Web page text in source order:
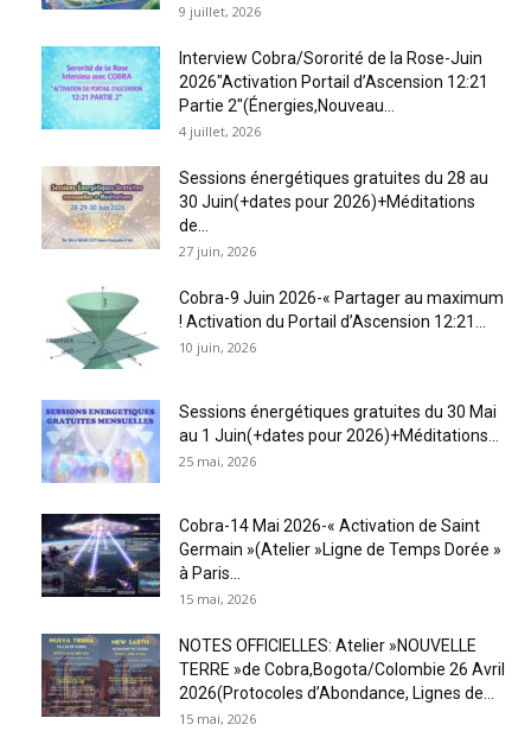
9 juillet, 2026
Interview Cobra/Sororité de la Rose-Juin
2026″Activation Portail d’Ascension 12:21
Partie 2″(Énergies,Nouveau...
4 juillet, 2026
Sessions énergétiques gratuites du 28 au
30 Juin(+dates pour 2026)+Méditations
de...
27 juin, 2026
Cobra-9 Juin 2026-« Partager au maximum
! Activation du Portail d’Ascension 12:21...
10 juin, 2026
Sessions énergétiques gratuites du 30 Mai
au 1 Juin(+dates pour 2026)+Méditations...
25 mai, 2026
Cobra-14 Mai 2026-« Activation de Saint
Germain »(Atelier »Ligne de Temps Dorée »
à Paris...
15 mai, 2026
NOTES OFFICIELLES: Atelier »NOUVELLE
TERRE »de Cobra,Bogota/Colombie 26 Avril
2026(Protocoles d’Abondance, Lignes de...
15 mai, 2026